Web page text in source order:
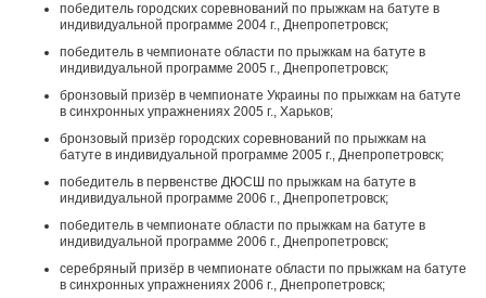
победитель городских соревнований по прыжкам на батуте в
индивидуальной программе 2004 г., Днепропетровск;
победитель в чемпионате области по прыжкам на батуте в
индивидуальной программе 2005 г., Днепропетровск;
бронзовый призёр в чемпионате Украины по прыжкам на батуте
в синхронных упражнениях 2005 г., Харьков;
бронзовый призёр городских соревнований по прыжкам на
батуте в индивидуальной программе 2005 г., Днепропетровск;
победитель в первенстве ДЮСШ по прыжкам на батуте в
индивидуальной программе 2006 г., Днепропетровск;
победитель в чемпионате области по прыжкам на батуте в
индивидуальной программе 2006 г., Днепропетровск;
серебряный призёр в чемпионате области по прыжкам на батуте
в синхронных упражнениях 2006 г., Днепропетровск;